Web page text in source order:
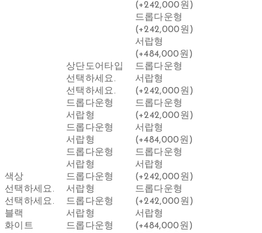
색상
선택하세요.
선택하세요.
블랙
화이트
상단도어타입
선택하세요.
선택하세요.
드롭다운형
서랍형
드롭다운형
서랍형
드롭다운형
서랍형
드롭다운형
서랍형
드롭다운형
서랍형
드롭다운형
(+242,000원)
드롭다운형
(+242,000원)
서랍형
(+484,000원)
드롭다운형
서랍형
(+242,000원)
드롭다운형
(+242,000원)
서랍형
(+484,000원)
드롭다운형
서랍형
(+242,000원)
드롭다운형
(+242,000원)
서랍형
(+484,000원)